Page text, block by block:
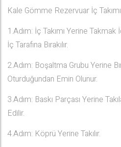
Kale Gömme Rezervuar İç
1.Adım: İç Takımı Yerine
İç Tarafına Bırakılır.
2.Adım: Boşaltma Grubu Yerine
Oturduğundan Emin Olunur.
3.Adım: Baskı Parçası Yerine
Edilir.
4.Adım: Köprü Yerine Takılır.